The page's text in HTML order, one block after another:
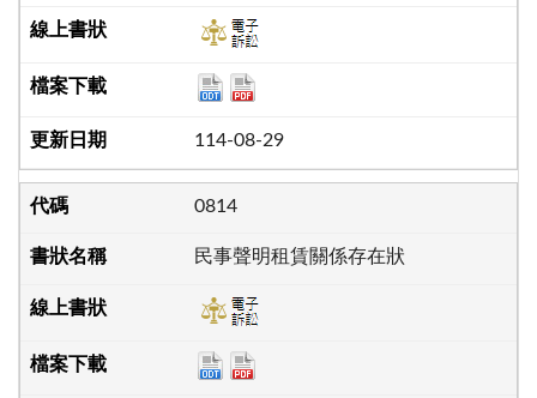
114-08-29
0814
民事聲明租賃關係存在狀